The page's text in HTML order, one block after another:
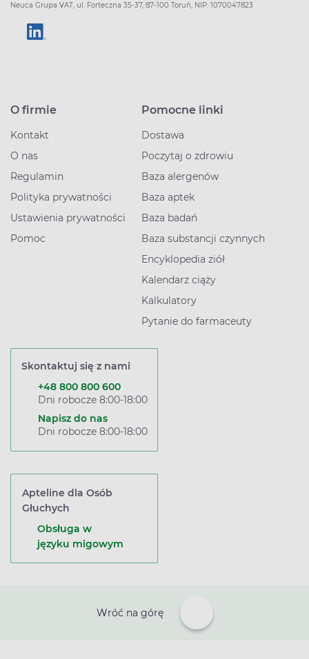
Neuca Grupa VAT, ul. Forteczna 35-37, 87-100 Toruń, NIP: 1070047823
O firmie
Kontakt
O nas
Regulamin
Polityka prywatności
Ustawienia prywatności
Pomoc
Pomocne linki
Dostawa
Poczytaj o zdrowiu
Baza alergenów
Baza aptek
Baza badań
Baza substancji czynnych
Encyklopedia ziół
Kalendarz ciąży
Kalkulatory
Pytanie do farmaceuty
Skontaktuj się z nami
+48 800 800 600
Dni robocze 8:00-18:00
Napisz do nas
Dni robocze 8:00-18:00
Apteline dla Osób
Głuchych
Obsługa w
języku migowym
Wróć na górę